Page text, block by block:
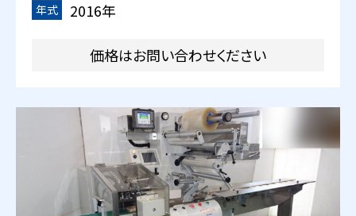
年式
2016年
価格はお問い合わせください